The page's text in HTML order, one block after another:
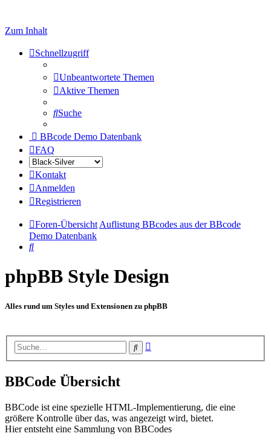
Zum Inhalt
Schnellzugriff
Unbeantwortete Themen
Aktive Themen
Suche
BBcode Demo Datenbank
FAQ
Kontakt
Anmelden
Registrieren
Foren-Übersicht Auflistung BBcodes aus der BBcode
Demo Datenbank
Suche
phpBB Style Design
Alles rund um Styles und Extensionen zu phpBB
Suche
BBCode Übersicht
BBCode ist eine spezielle HTML-Implementierung, die eine
größere Kontrolle über das, was angezeigt wird, bietet.
Hier entsteht eine Sammlung von BBCodes